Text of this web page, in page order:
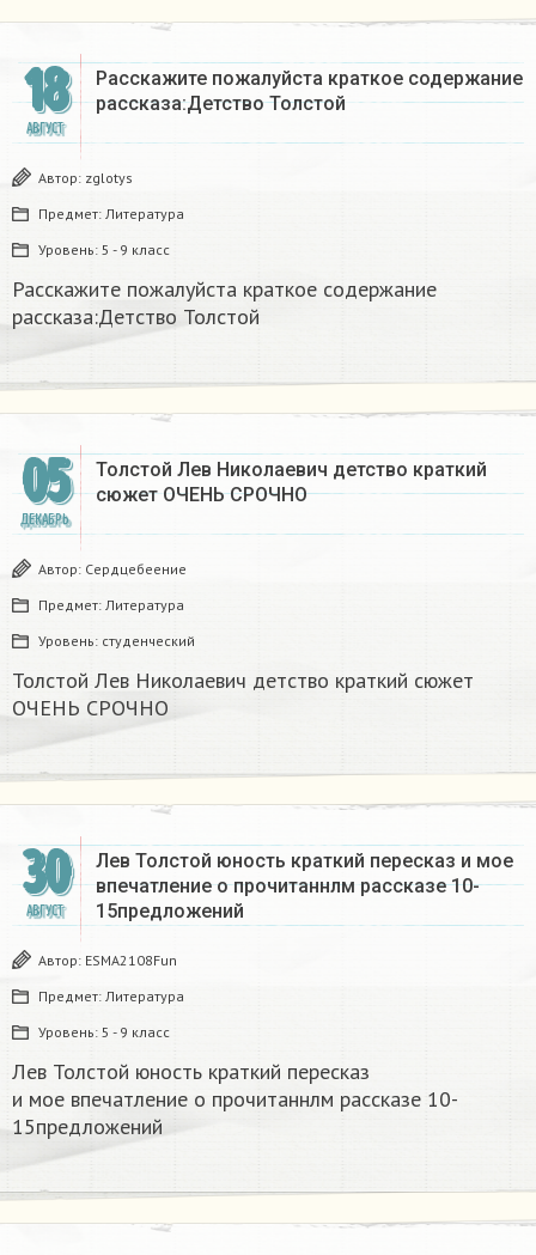
18
АВГУСТ
Расскажите пожалуйста краткое содержание
рассказа:Детство Толстой
Автор: zglotys
Предмет: Литература
Уровень: 5 - 9 класс
Расскажите пожалуйста краткое содержание
рассказа:Детство Толстой
05
ДЕКАБРЬ
Толстой Лев Николаевич детство краткий
сюжет ОЧЕНЬ СРОЧНО​
Автор: Сердцебеение
Предмет: Литература
Уровень: студенческий
Толстой Лев Николаевич детство краткий сюжет
ОЧЕНЬ СРОЧНО​
30
АВГУСТ
Лев Толстой юность краткий пересказ и мое
впечатление о прочитаннлм рассказе 10-
15предложений​
Автор: ESMA2108Fun
Предмет: Литература
Уровень: 5 - 9 класс
Лев Толстой юность краткий пересказ
и мое впечатление о прочитаннлм рассказе 10-
15предложений​